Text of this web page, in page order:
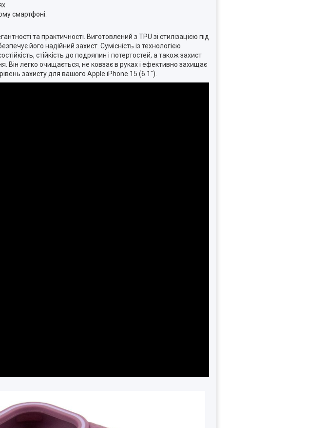
смартфоні.
та практичності. Виготовлений з TPU зі стилізацією під
його надійний захист. Сумісність із технологією
стійкість до подряпин і потертостей, а також захист
Він легко очищається, не ковзає в руках і ефективно захищає
захисту для вашого Apple iPhone 15 (6.1").